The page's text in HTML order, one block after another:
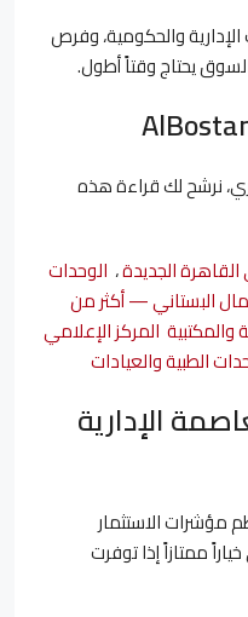
والحكومية، وفرص
السوق يحتاج وقتاً أطول.
نرشح لك قراءة هذه
الجديدة، الوحدات
البستاني — أكثر من
والمكتبية المركز الإعلامي
الطبية والعيادات
الإدارية
الاستثمار
ممتازاً إذا توفرت